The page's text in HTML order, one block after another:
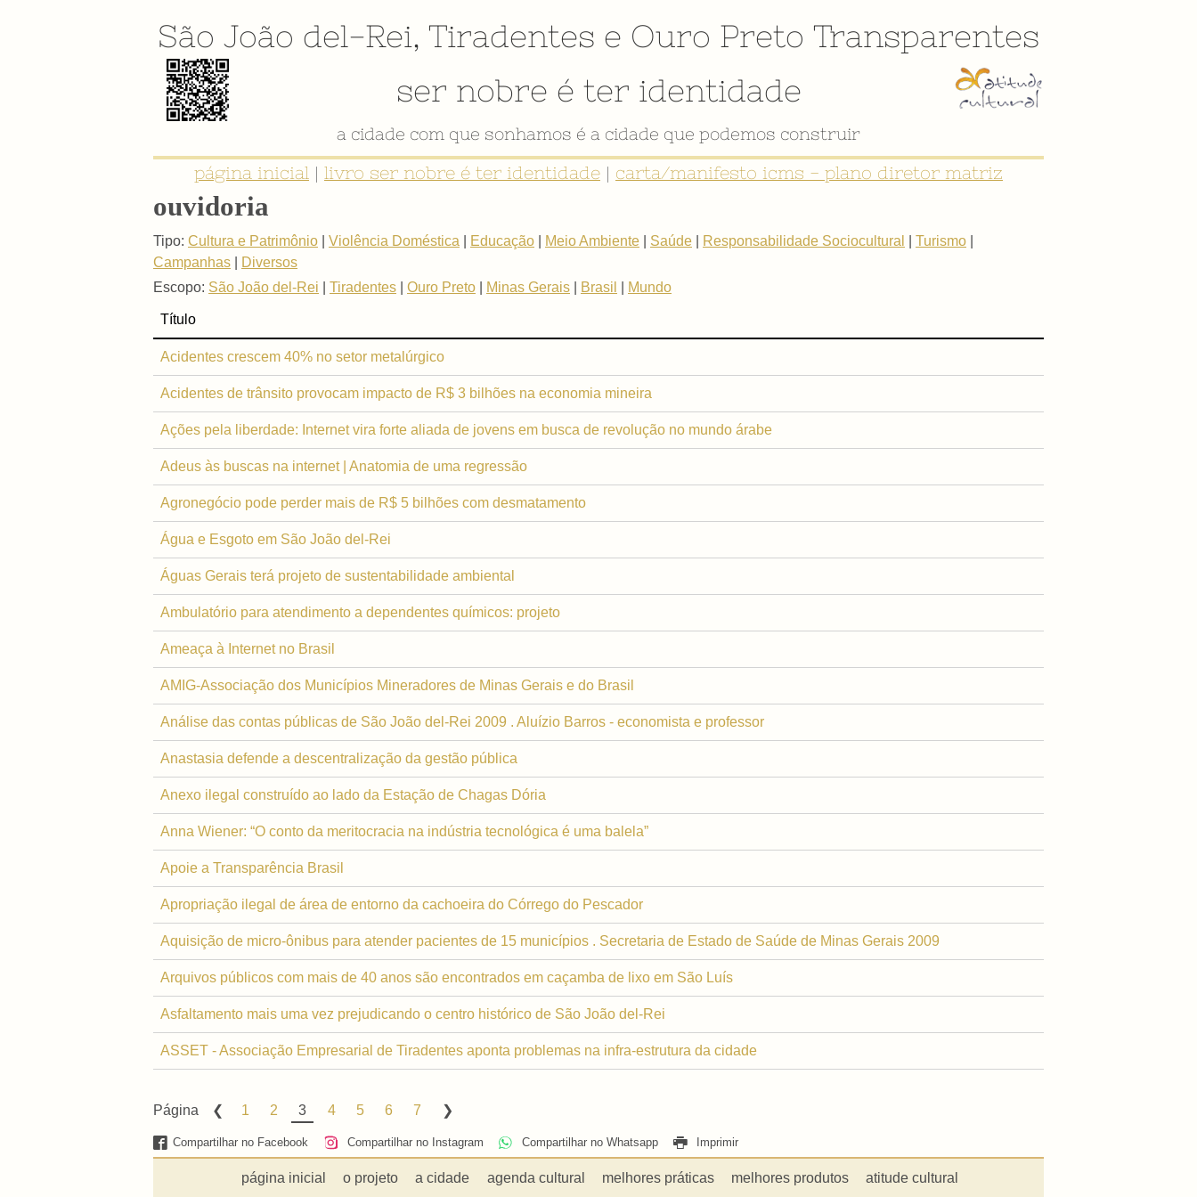
São João del-Rei, Tiradentes e Ouro Preto Transparentes
ser nobre é ter identidade
a cidade com que sonhamos é a cidade que podemos construir
página inicial | livro ser nobre é ter identidade | carta/manifesto icms - plano diretor matriz
ouvidoria
Tipo: Cultura e Patrimônio Violência Doméstica Educação Meio Ambiente Saúde Responsabilidade Sociocultural Turismo
Campanhas
Diversos
Escopo: São João del-Rei Tiradentes Ouro Preto Minas Gerais Brasil Mundo
Título
Acidentes crescem 40% no setor metalúrgico
Acidentes de trânsito provocam impacto de R$ 3 bilhões na economia mineira
Ações pela liberdade: Internet vira forte aliada de jovens em busca de revolução no mundo árabe
Adeus às buscas na internet | Anatomia de uma regressão
Agronegócio pode perder mais de R$ 5 bilhões com desmatamento
Água e Esgoto em São João del-Rei
Águas Gerais terá projeto de sustentabilidade ambiental
Ambulatório para atendimento a dependentes químicos: projeto
Ameaça à Internet no Brasil
AMIG-Associação dos Municípios Mineradores de Minas Gerais e do Brasil
Análise das contas públicas de São João del-Rei 2009 . Aluízio Barros - economista e professor
Anastasia defende a descentralização da gestão pública
Anexo ilegal construído ao lado da Estação de Chagas Dória
Anna Wiener: “O conto da meritocracia na indústria tecnológica é uma balela”
Apoie a Transparência Brasil
Apropriação ilegal de área de entorno da cachoeira do Córrego do Pescador
Aquisição de micro-ônibus para atender pacientes de 15 municípios . Secretaria de Estado de Saúde de Minas Gerais 2009
Arquivos públicos com mais de 40 anos são encontrados em caçamba de lixo em São Luís
Asfaltamento mais uma vez prejudicando o centro histórico de São João del-Rei
ASSET - Associação Empresarial de Tiradentes aponta problemas na infra-estrutura da cidade
Página 1 2 3 4 5 6 7
Compartilhar no Facebook Compartilhar no Instagram Compartilhar no Whatsapp Imprimir
página inicial o projeto a cidade agenda cultural melhores práticas melhores produtos
atitude cultural